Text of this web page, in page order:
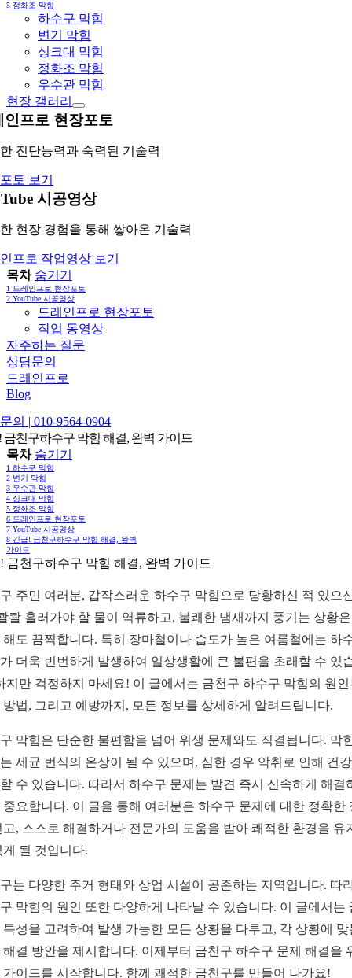
5 정화조 막힘
하수구 막힘
변기 막힘
싱크대 막힘
정화조 막힘
우수관 막힘
현장 갤러리
인프로 현장포토
진단능력과 숙력된 기술력
토 보기
시공영상
현장 경험을 통해 쌓아온 기술력
프로 작업영상 보기
목차 숨기기
1 드레인프로 현장포토
2 YouTube 시공영상
드레인프로 현장포토
작업 동영상
자주하는 질문
상담문의
드레인프로
Blog
의 | 010-9564-0904
금천구하수구 막힘 해결, 완벽 가이드
목차 숨기기
1 하수구 막힘
2 변기 막힘
3 우수관 막힘
4 싱크대 막힘
5 정화조 막힘
6 드레인프로 현장포토
7 YouTube 시공영상
8 긴급! 금천구하수구 막힘 해결, 완벽
가이드
금천구하수구 막힘 해결, 완벽 가이드
주민 여러분, 갑작스러운 하수구 막힘으로 당황하신 적 있으
콸 흘러가야 할 물이 역류하고, 불쾌한 냄새까지 풍기는 상황
해도 끔찍합니다. 특히 장마철이나 습도가 높은 여름철에는 하
더욱 빈번하게 발생하여 일상생활에 큰 불편을 초래할 수 있
지만 걱정하지 마세요! 이 글에서는 금천구 하수구 막힘의 원
방법, 그리고 예방까지, 모든 정보를 상세하게 알려드립니다.
막힘은 단순한 불편함을 넘어 위생 문제와도 직결됩니다. 막
세균 번식의 온상이 될 수 있으며, 심한 경우 악취로 인해 건
수 있습니다. 따라서 하수구 문제는 발견 즉시 신속하게 해결
중요합니다. 이 글을 통해 여러분은 하수구 문제에 대한 정확한
고, 스스로 해결하거나 전문가의 도움을 받아 쾌적한 환경을 유
게 될 것입니다.
는 다양한 주거 형태와 상업 시설이 공존하는 지역입니다. 따
막힘의 원인 또한 다양하게 나타날 수 있습니다. 이 글에서는
특성을 고려하여 발생 가능한 모든 상황을 다루고, 각 상황에 맞
해결 방안을 제시합니다. 이제부터 금천구 하수구 문제 해결을
가이드를 시작합니다. 함께 쾌적한 금천구를 만들어 나가요!